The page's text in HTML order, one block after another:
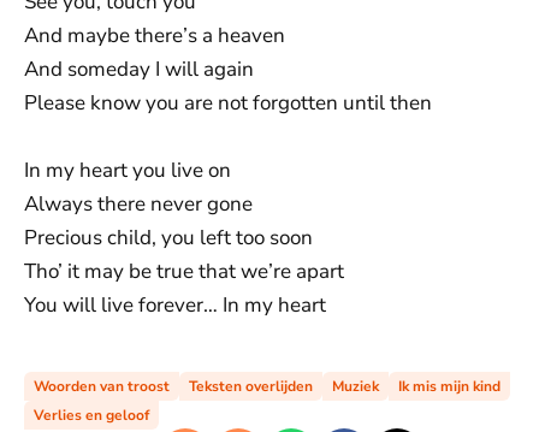
And maybe there’s a heaven
And someday I will again
Please know you are not forgotten until then
In my heart you live on
Always there never gone
Precious child, you left too soon
Tho’ it may be true that we’re apart
You will live forever… In my heart
Woorden van troost Teksten overlijden Muziek
Ik mis mijn kind
Verlies en geloof